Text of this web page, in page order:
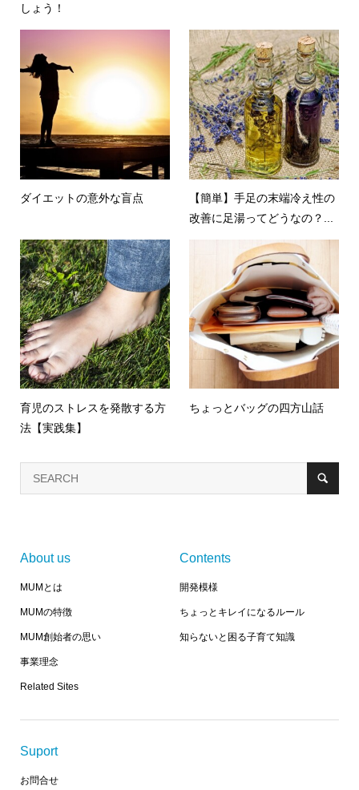
しょう！
ダイエットの意外な盲点
【簡単】手足の末端冷え性の
改善に足湯ってどうなの？...
育児のストレスを発散する方
法【実践集】
ちょっとバッグの四方山話
About us
MUMとは
MUMの特徴
MUM創始者の思い
事業理念
Related Sites
Contents
開発模様
ちょっとキレイになるルール
知らないと困る子育て知識
Suport
お問合せ